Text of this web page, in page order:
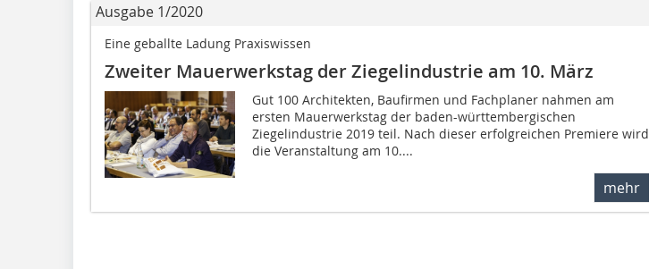
Ausgabe 1/2020
Eine geballte Ladung Praxiswissen
Zweiter Mauerwerkstag der Ziegelindustrie am 10. März
Gut 100 Architekten, Baufirmen und Fachplaner nahmen am
ersten Mauerwerkstag der baden-württembergischen
Ziegelindustrie 2019 teil. Nach dieser erfolgreichen Premiere wird
die Veranstaltung am 10....
mehr